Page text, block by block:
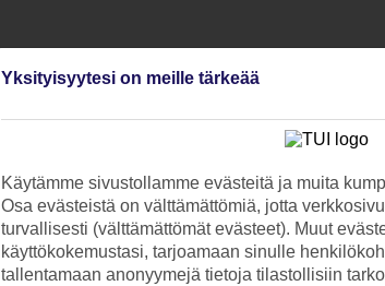
Yksityisyytesi on meille tärkeää
Käytämme sivustollamme evästeitä ja muita
Osa evästeistä on välttämättömiä, jotta
turvallisesti (välttämättömät evästeet). Muut
käyttökokemustasi, tarjoamaan sinulle
tallentamaan anonyymejä tietoja tilastollisiin